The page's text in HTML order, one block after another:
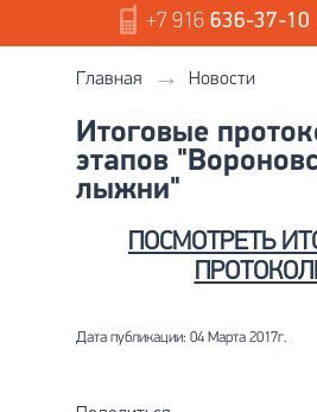
+7 916636-37-10
Главная Новости
Итоговые
этапов
лыжни"
ПОСМОТРЕТЬ
Дата публикации: 04 Марта 2017г.